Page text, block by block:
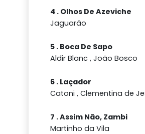
4 . Olhos De Azeviche
Jaguarão
5 . Boca De Sapo
Aldir Blanc , João Bosco
6 . Laçador
Catoni , Clementina de
7 . Assim Não, Zambi
Martinho da Vila